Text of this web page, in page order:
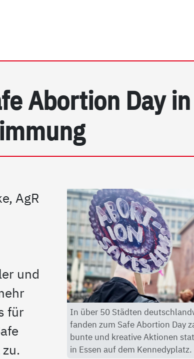
Abortion Day in
AgR
und
für
In über 50 Städten
fanden zum Safe Abortion Day
bunte und kreative Aktionen
in Essen auf dem Kennedyplatz.